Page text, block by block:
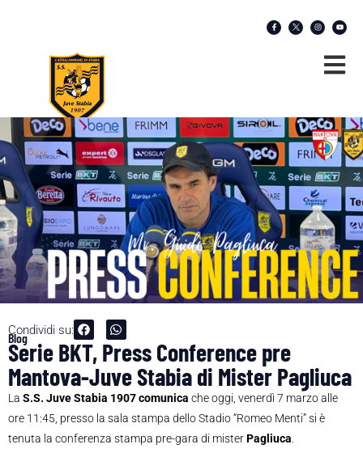
Condividi su:
Blog
Serie BKT, Press Conference pre
Mantova-Juve Stabia di Mister Pagliuca
La S.S. Juve Stabia 1907 comunica che oggi, venerdì 7 marzo alle
ore 11:45, presso la sala stampa dello Stadio “Romeo Menti” si è
tenuta la conferenza stampa pre-gara di misterPagliuca